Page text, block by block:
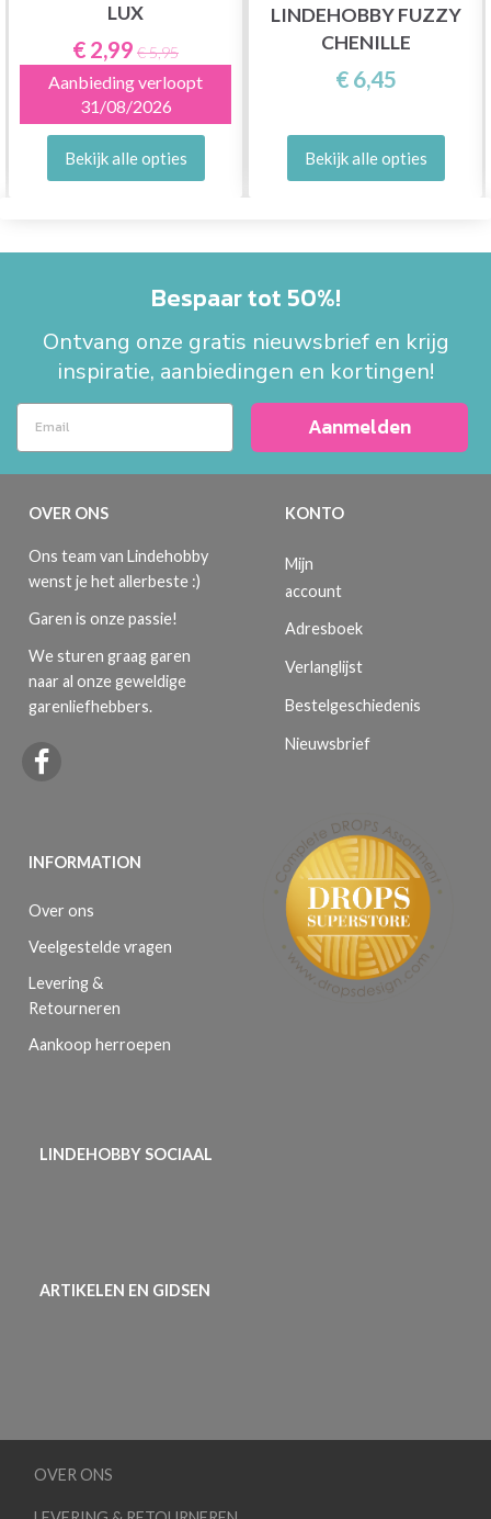
LUX
€ 2,99 € 5,95
Aanbieding verloopt
31/08/2026
Bekijk alle opties
LINDEHOBBY FUZZY
CHENILLE
€ 6,45
Bekijk alle opties
Bespaar tot 50%!
Ontvang onze gratis nieuwsbrief en krijg
inspiratie, aanbiedingen en kortingen!
Aanmelden
OVER ONS
Ons team van Lindehobby
wenst je het allerbeste :)
Garen is onze passie!
We sturen graag garen
naar al onze geweldige
garenliefhebbers.
INFORMATION
Over ons
Veelgestelde vragen
Levering &
Retourneren
Aankoop herroepen
KONTO
Mijn
account
Adresboek
Verlanglijst
Bestelgeschiedenis
Nieuwsbrief
LINDEHOBBY SOCIAAL
ARTIKELEN EN GIDSEN
OVER ONS